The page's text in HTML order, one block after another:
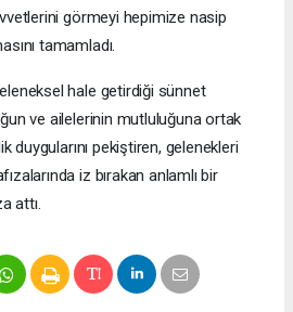
görmeyi hepimize nasip
tamamladı.
hale getirdiği sünnet
ve ailelerinin mutluluğuna ortak
duygularını pekiştiren, gelenekleri
iz bırakan anlamlı bir
attı.